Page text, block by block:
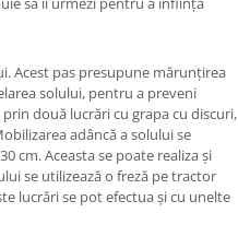
Acest pas presupune mărunțirea
solului, pentru a preveni
două lucrări cu grapa cu discuri,
adâncă a solului se
cm. Aceasta se poate realiza și
se utilizează o freză pe tractor
lucrări se pot efectua și cu unelte